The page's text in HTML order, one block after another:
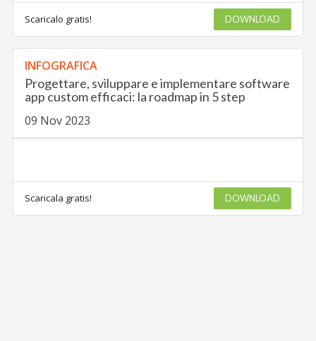
Scaricalo gratis! DOWNLOAD
INFOGRAFICA
Progettare, sviluppare e implementare software
app custom efficaci: la roadmap in 5 step
09 Nov 2023
Scaricala gratis! DOWNLOAD